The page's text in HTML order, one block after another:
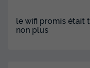
le wifi promis était
non plus